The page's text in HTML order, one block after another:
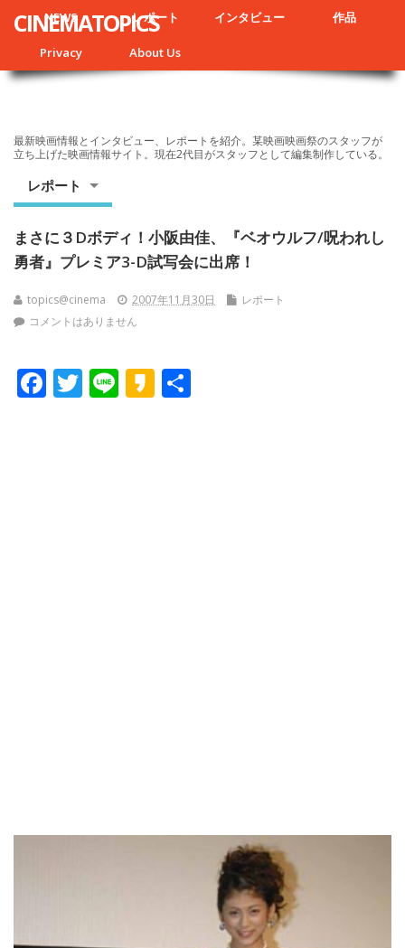
NEWS レポート インタビュー 作品
Privacy About Us
CINEMATOPICS
最新映画情報とインタビュー、レポートを紹介。某映画映画祭のスタッフが
立ち上げた映画情報サイト。現在2代目がスタッフとして編集制作している。
レポート
まさに３Dボディ！小阪由佳、『ベオウルフ/呪われし
勇者』プレミア3-D試写会に出席！
topics@cinema 2007年11月30日
レポート
コメントはありません
F T Li K